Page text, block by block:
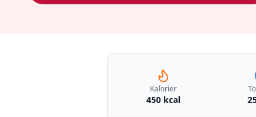
Kalorier
450 kcal